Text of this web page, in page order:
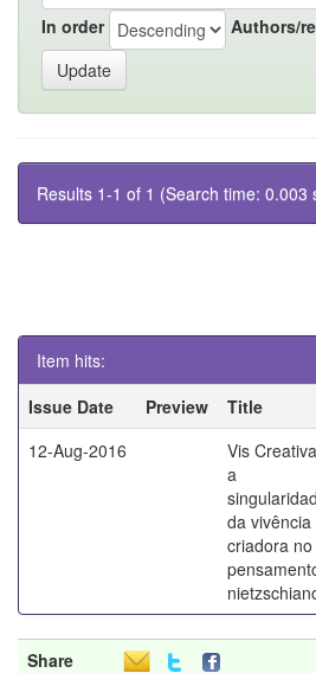
In order Authors/
Results 1-1 of 1 (Search time: 0.003
Item hits:
Issue Date
Preview Title
12-Aug-2016
Vis
a
da vivência
criadora no
Share